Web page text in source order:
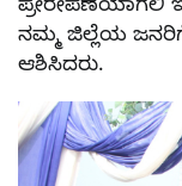
ಪ್ರೇರೇಪಣೆಯಾಗಲಿ
ನಮ್ಮ ಜಿಲ್ಲೆಯ
ಆಶಿಸಿದರು.